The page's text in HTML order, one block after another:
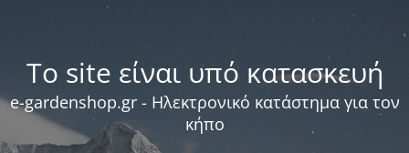
Το site είναι υπό κατασκευή
e-gardenshop.gr - Ηλεκτρονικό κατάστημα για τον
κήπο